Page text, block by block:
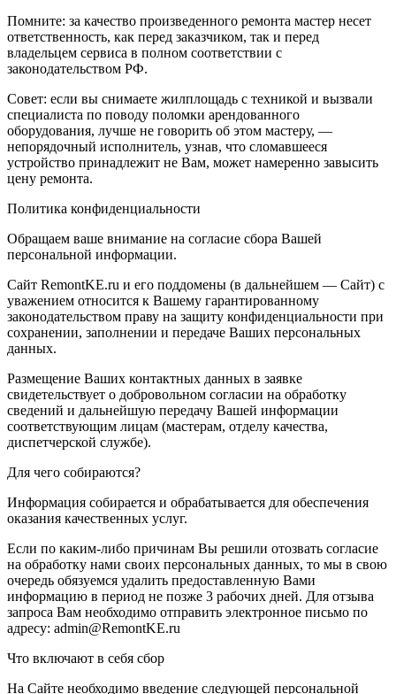
Помните: за качество произведенного ремонта мастер несет
ответственность, как перед заказчиком, так и перед
владельцем сервиса в полном соответствии с
законодательством РФ.
Совет: если вы снимаете жилплощадь с техникой и вызвали
специалиста по поводу поломки арендованного
оборудования, лучше не говорить об этом мастеру, —
непорядочный исполнитель, узнав, что сломавшееся
устройство принадлежит не Вам, может намеренно завысить
цену ремонта.
Политика конфиденциальности
Обращаем ваше внимание на согласие сбора Вашей
персональной информации.
Сайт RemontKE.ru и его поддомены (в дальнейшем — Сайт) с
уважением относится к Вашему гарантированному
законодательством праву на защиту конфиденциальности при
сохранении, заполнении и передаче Ваших персональных
данных.
Размещение Ваших контактных данных в заявке
свидетельствует о добровольном согласии на обработку
сведений и дальнейшую передачу Вашей информации
соответствующим лицам (мастерам, отделу качества,
диспетчерской службе).
Для чего собираются?
Информация собирается и обрабатывается для обеспечения
оказания качественных услуг.
Если по каким-либо причинам Вы решили отозвать согласие
на обработку нами своих персональных данных, то мы в свою
очередь обязуемся удалить предоставленную Вами
информацию в период не позже 3 рабочих дней. Для отзыва
запроса Вам необходимо отправить электронное письмо по
адресу: admin@RemontKE.ru
Что включают в себя сбор
На Сайте необходимо введение следующей персональной